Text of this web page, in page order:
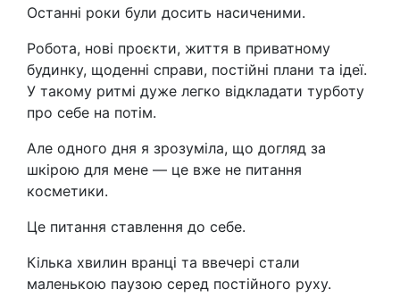
Останні роки були досить насиченими.
Робота, нові проєкти, життя в приватному
будинку, щоденні справи, постійні плани та ідеї.
У такому ритмі дуже легко відкладати турботу
про себе на потім.
Але одного дня я зрозуміла, що догляд за
шкірою для мене — це вже не питання
косметики.
Це питання ставлення до себе.
Кілька хвилин вранці та ввечері стали
маленькою паузою серед постійного руху.